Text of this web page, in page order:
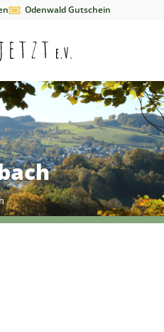
Odenwald Gutschein